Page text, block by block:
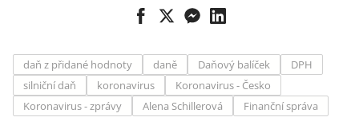
daň z přidané hodnoty daně Daňový balíček
DPH
silniční daň
koronavirus
Koronavirus - Česko
Koronavirus - zprávy
Alena Schillerová Finanční správa